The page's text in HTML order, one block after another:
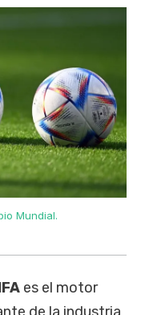
Mundial.
es el motor